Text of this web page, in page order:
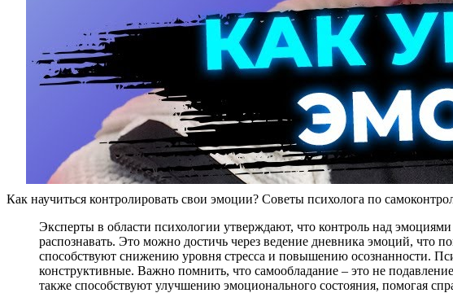
Как научиться контролировать свои эмоции? Советы психолога по
Эксперты в области психологии утверждают, что контроль над
распознавать. Это можно достичь через ведение дневника эмоций, что
способствуют снижению уровня стресса и повышению осознанности.
конструктивные. Важно помнить, что самообладание – это не
также способствуют улучшению эмоционального состояния, помогая